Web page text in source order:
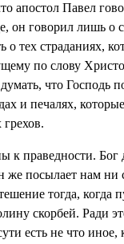
апостол Павел
он говорил лишь о
о тех страданиях,
по слову
что Господь
и печалях,
к праведности. Бог
же посылает нам ни
тогда, когда
скорбей. Ради
есть не что иное,